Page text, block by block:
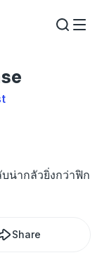
น่ากลัวยิ่งกว่าฟิก
Share